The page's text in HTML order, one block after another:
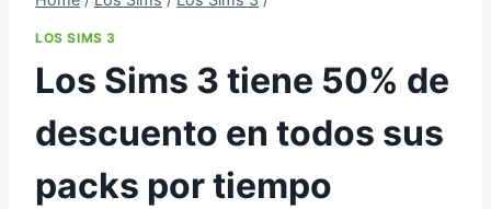
LOS SIMS 3
Los Sims 3 tiene 50% de
descuento en todos sus
packs por tiempo